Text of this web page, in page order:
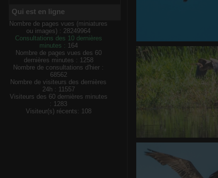
Qui est en ligne
Nombre de pages vues (miniatures
ou images) : 28249964
Consultations des 10 dernières
minutes : 164
Nombre de pages vues des 60
dernières minutes : 1258
Nombre de consultations d'hier :
68562
Nombre de visiteurs des dernières
24h : 11557
Visiteurs des 60 dernières minutes
: 1283
Visiteur(s) récents: 108
La buse
0 commentaire
Héron